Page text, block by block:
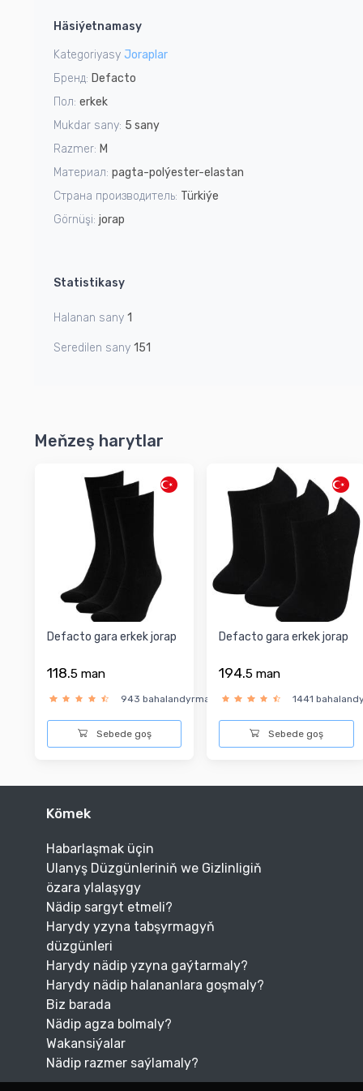
5
Häsiýetnamasy
Kategoriyasy Joraplar
Бренд: Defacto
Пол: erkek
Mukdar sany: 5 sany
Razmer: M
Материал: pagta-polýester-elastan
Страна производитель: Türkiýe
Görnüşi: jorap
Statistikasy
Halanan sany 1
Seredilen sany 151
Meňzeş harytlar
Defacto gara erkek jorap
118.5 man
943 bahalandyrma
Sebede goş
Defacto gara erkek jorap
194.5 man
1441
Sebede goş
Kömek
Habarlaşmak üçin
Ulanyş Düzgünleriniň we Gizlinligiň
özara ylalaşygy
Nädip sargyt etmeli?
Harydy yzyna tabşyrmagyň
düzgünleri
Harydy nädip yzyna gaýtarmaly?
Harydy nädip halananlara goşmaly?
Biz barada
Nädip agza bolmaly?
Wakansiýalar
Nädip razmer saýlamaly?